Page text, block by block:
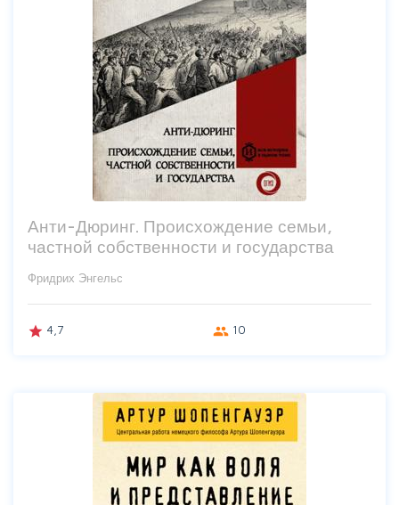
Анти-Дюринг. Происхождение семьи,
частной собственности и государства
Фридрих Энгельс
grade 4,7 group 10